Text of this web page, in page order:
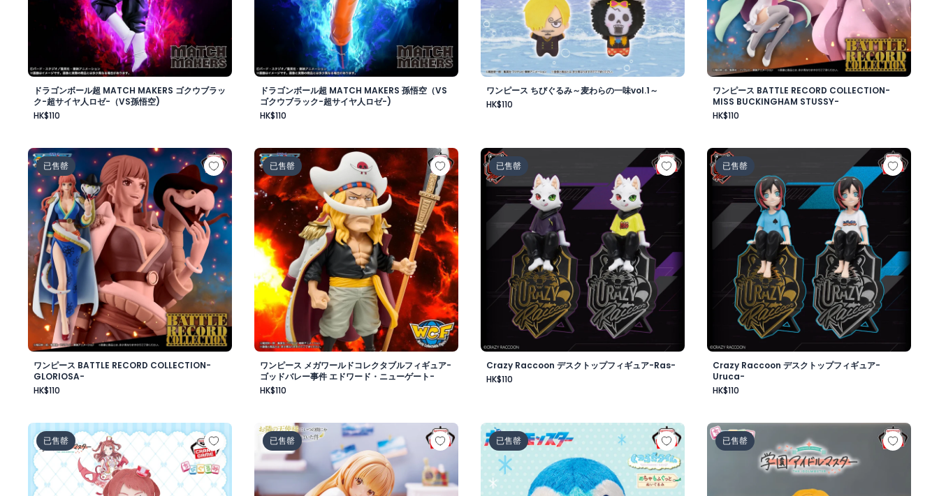
ドラゴンボール超 MATCH MAKERS ゴクウブラッ
ク-超サイヤ人ロゼ-（VS孫悟空)
HK$110
ドラゴンボール超 MATCH MAKERS 孫悟空（VS
ゴクウブラック-超サイヤ人ロゼ-)
HK$110
ワンピース ちびぐるみ～麦わらの一味vol.1～
HK$110
ワンピース BATTLE RECORD COLLECTION-
MISS BUCKINGHAM STUSSY-
HK$110
ワンピース BATTLE RECORD COLLECTION-GLORIOSA-
已售罄
ワンピース BATTLE RECORD COLLECTION-
GLORIOSA-
HK$110
ワンピース メガワールドコレクタブルフィギュア-ゴッドバレー事件 エドワード・ニューゲート-
已售罄
ワンピース メガワールドコレクタブルフィギュア-
ゴッドバレー事件 エドワード・ニューゲート-
HK$110
Crazy Raccoon デスクトップフィギュア-Ras-
已售罄
Crazy Raccoon デスクトップフィギュア-Ras-
HK$110
Crazy Raccoon デスクトップフィギュア-
已售罄
Crazy Raccoon デスクトップフィギュア-
Uruca-
HK$110
学園アイドルマスター ちびぐるみ～ジョイフルマーチング～vol.1
已售罄
お隣の天使様にいつの間にか駄目人間にされていた件 フィギュア -椎名真昼-
已售罄
ポケットモンスター めちゃもふぐっと くつろぎタイムぬいぐるみ～ポッチャマ～
已售罄
学園アイドルマスター ちびぐるみ～学園生活
已售罄